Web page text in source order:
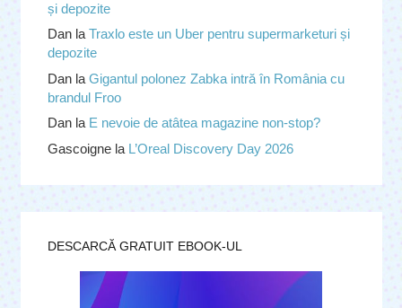
și depozite
Danla Traxlo este un Uber pentru supermarketuri și
depozite
Danla Gigantul polonez Zabka intră în România cu
brandul Froo
Danla E nevoie de atâtea magazine non-stop?
Gascoignela L’Oreal Discovery Day 2026
DESCARCĂ GRATUIT EBOOK-UL